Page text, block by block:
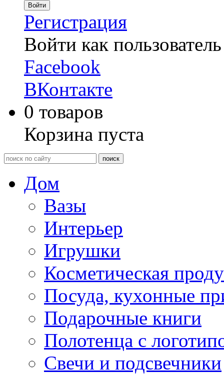
Войти
Регистрация
Войти как пользователь
Facebook
ВКонтакте
0 товаров
Корзина пуста
Дом
Вазы
Интерьер
Игрушки
Косметическая
Посуда, кухонные
Подарочные книги
Полотенца с
Свечи и подсвечники